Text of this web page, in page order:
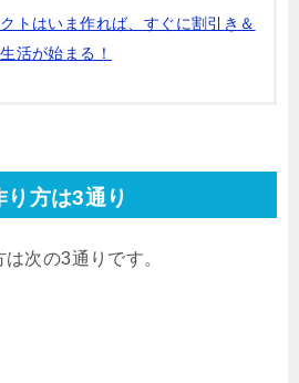
トはいま作れば、すぐに割引き＆
活が始まる！
方は3通り
次の3通りです。